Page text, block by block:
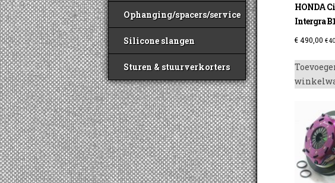
Ophanging/spacers/service
Silicone slangen
Sturen & stuurverkorters
HONDA
Intergra
€490,00 €